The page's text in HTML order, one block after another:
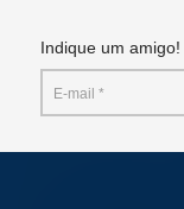
Indique um amigo!